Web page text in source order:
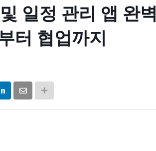
일정 관리 앱 완벽
터 협업까지